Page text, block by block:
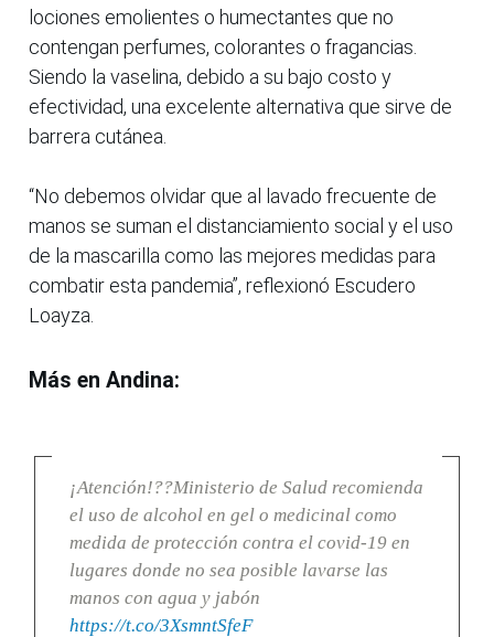
lociones emolientes o humectantes que no
contengan perfumes, colorantes o fragancias.
Siendo la vaselina, debido a su bajo costo y
efectividad, una excelente alternativa que sirve de
barrera cutánea.
“No debemos olvidar que al lavado frecuente de
manos se suman el distanciamiento social y el uso
de la mascarilla como las mejores medidas para
combatir esta pandemia”, reflexionó Escudero
Loayza.
Más en Andina:
¡Atención!??Ministerio de Salud recomienda
el uso de alcohol en gel o medicinal como
medida de protección contra el covid-19 en
lugares donde no sea posible lavarse las
manos con agua y jabón
https://t.co/3XsmntSfeF